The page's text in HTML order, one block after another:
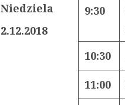
Niedziela
2.12.2018
9:30
10:30
11:00